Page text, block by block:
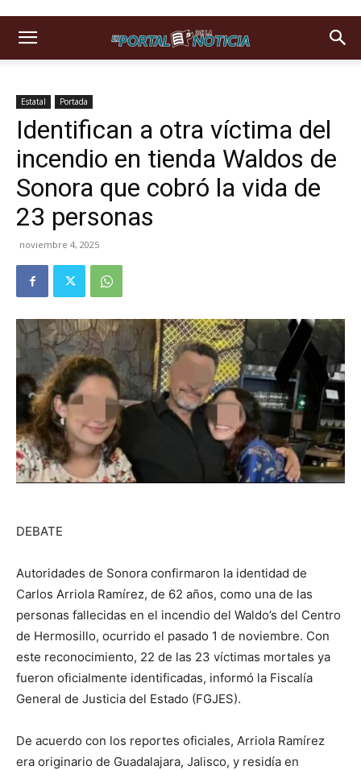
Estatal Portada
Identifican a otra víctima del
incendio en tienda Waldos de
Sonora que cobró la vida de
23 personas
noviembre 4, 2025
DEBATE
Autoridades de Sonora confirmaron la identidad de
Carlos Arriola Ramírez, de 62 años, como una de las
personas fallecidas en el incendio del Waldo’s del Centro
de Hermosillo, ocurrido el pasado 1 de noviembre. Con
este reconocimiento, 22 de las 23 víctimas mortales ya
fueron oficialmente identificadas, informó la Fiscalía
General de Justicia del Estado (FGJES).
De acuerdo con los reportes oficiales, Arriola Ramírez
era originario de Guadalajara, Jalisco, y residía en